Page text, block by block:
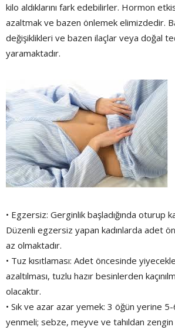
kilo aldıklarını fark edebilirler. Hormon
azaltmak ve bazen önlemek elimizdedir.
değişiklikleri ve bazen ilaçlar veya doğal
yaramaktadır.
• Egzersiz: Gerginlik başladığında oturup
Düzenli egzersiz yapan kadınlarda adet
az olmaktadır.
• Tuz kısıtlaması: Adet öncesinde
azaltılması, tuzlu hazır besinlerden
olacaktır.
• Sık ve azar azar yemek: 3 öğün yerine
yenmeli; sebze, meyve ve tahıldan